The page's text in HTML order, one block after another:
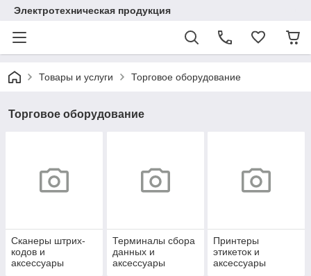
Электротехническая продукция
Товары и услуги Торговое оборудование
Торговое оборудование
Сканеры штрих-
кодов и
аксессуары
Терминалы сбора
данных и
аксессуары
Принтеры
этикеток и
аксессуары